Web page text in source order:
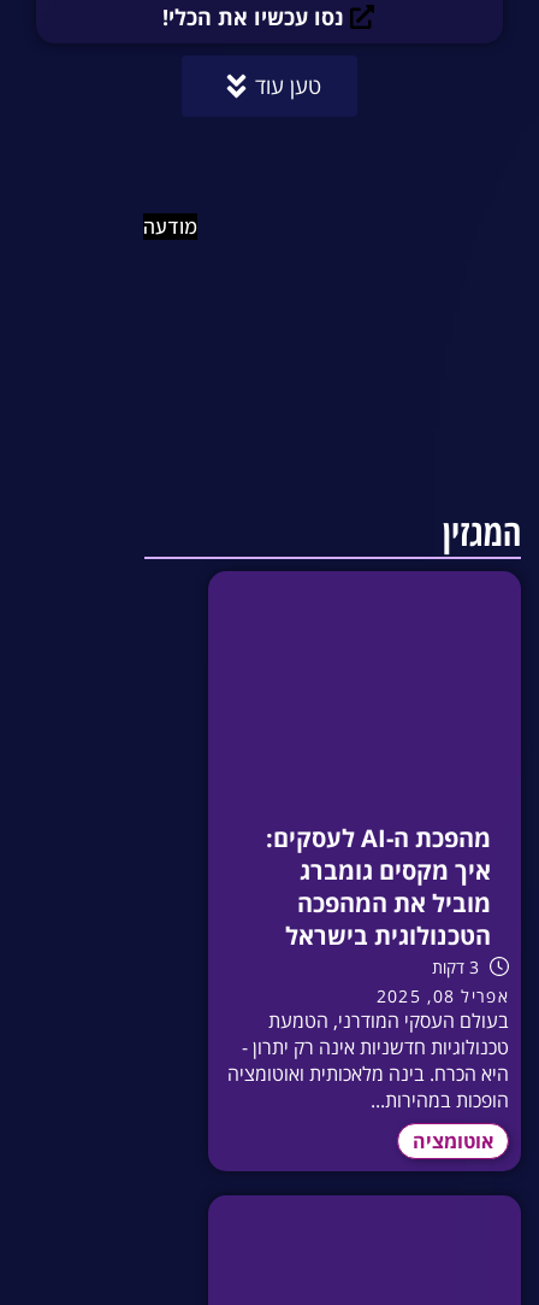
נסו עכשיו את הכלי!
טען עוד
מודעה
המגזין
מהפכת ה-AI לעסקים:
איך מקסים גומברג
מוביל את המהפכה
הטכנולוגית בישראל
3 דקות
אפריל 08, 2025
בעולם העסקי המודרני, הטמעת
טכנולוגיות חדשניות אינה רק יתרון -
היא הכרח. בינה מלאכותית ואוטומציה
הופכות במהירות...
אוטומציה